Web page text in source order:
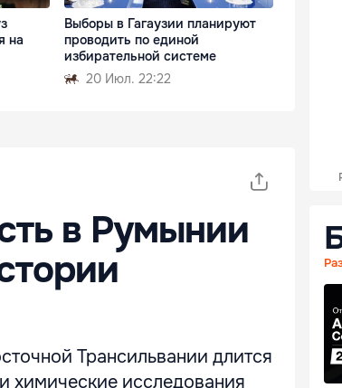
на
Выборы в Гагаузии планируют
проводить по единой
избирательной системе
20 Июл. 22:22
в Румынии
Трансильвании длится
химические исследования